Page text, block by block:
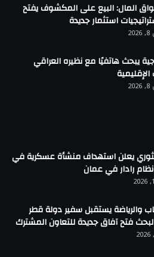
المال: البيع على المكشوف يفتح
استثمار جديدة
يبحث هاتفيًا مع نظيره العراقي
يعلن استهداف منشأة عسكرية في
رادار في عمان
والرياضة يستقبل سفير دولة قطر
لبحث فتح آفاق جديدة للتعاون المشترك